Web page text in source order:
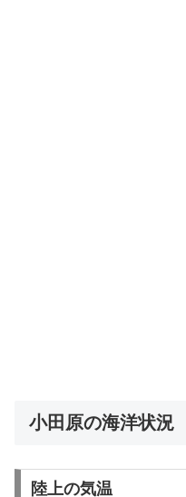
小田原の海洋状況
陸上の気温